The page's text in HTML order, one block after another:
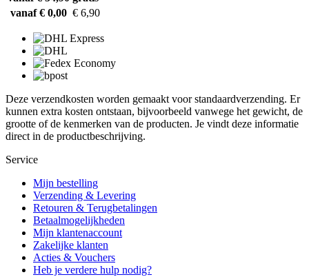
vanaf € 0,00 € 6,90
Deze verzendkosten worden gemaakt voor standaardverzending. Er
kunnen extra kosten ontstaan, bijvoorbeeld vanwege het gewicht, de
grootte of de kenmerken van de producten. Je vindt deze informatie
direct in de productbeschrijving.
Service
Mijn bestelling
Verzending & Levering
Retouren & Terugbetalingen
Betaalmogelijkheden
Mijn klantenaccount
Zakelijke klanten
Acties & Vouchers
Heb je verdere hulp nodig?